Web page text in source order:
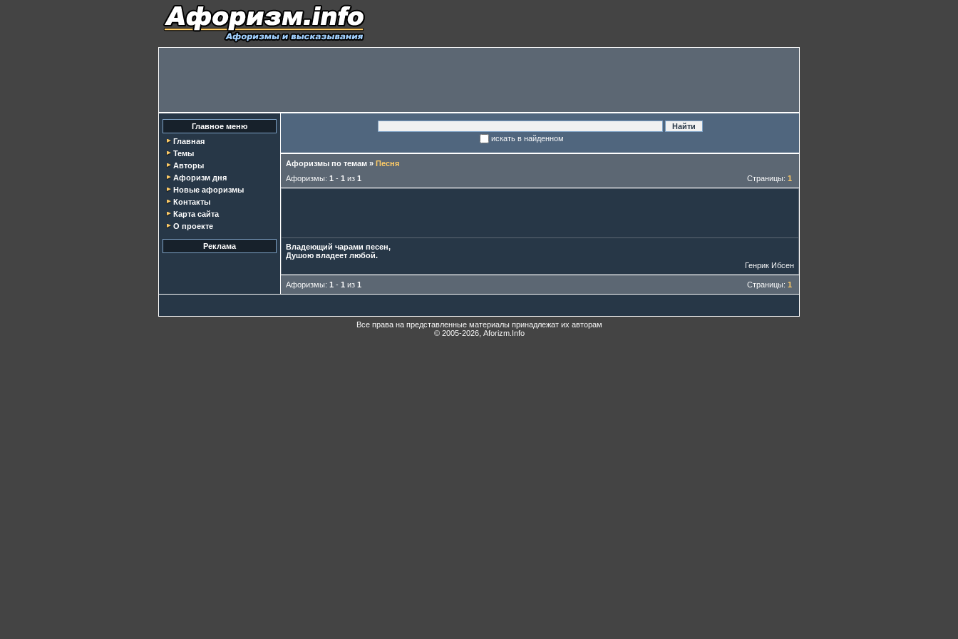
Главное меню
Главная
Темы
Авторы
Афоризм дня
Новые афоризмы
Контакты
Карта сайта
О проекте
Реклама
искать в найденном
Афоризмы по темам » Песня
Афоризмы: 1 - 1 из 1 Страницы: 1
Владеющий чарами песен,
Душою владеет любой.
Генрик Ибсен
Афоризмы: 1 - 1 из 1 Страницы: 1
Все права на представленные материалы принадлежат их авторам
© 2005-2026, Aforizm.Info